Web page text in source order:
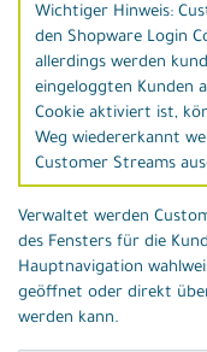
Wichtiger Hinweis:
den Shopware Login
allerdings werden
eingeloggten Kunden
Cookie aktiviert ist,
Weg wiedererkannt
Customer Streams
Verwaltet werden
des Fensters für die
Hauptnavigation
geöffnet oder direkt
werden kann.